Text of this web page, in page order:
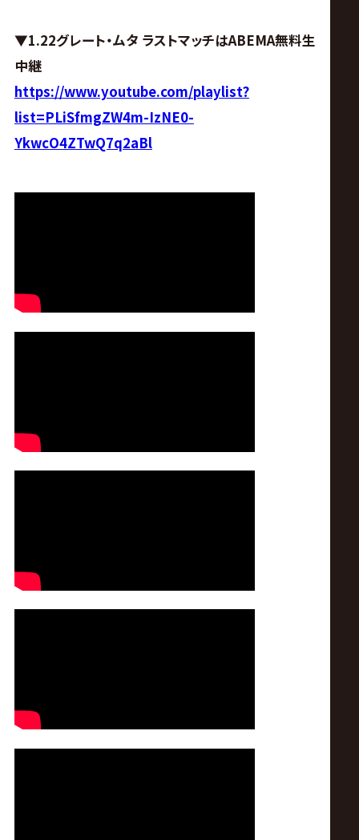
▼1.22グレート・ムタ ラストマッチはABEMA無料生
中継
https://www.youtube.com/playlist?
list=PLiSfmgZW4m-IzNE0-
YkwcO4ZTwQ7q2aBl